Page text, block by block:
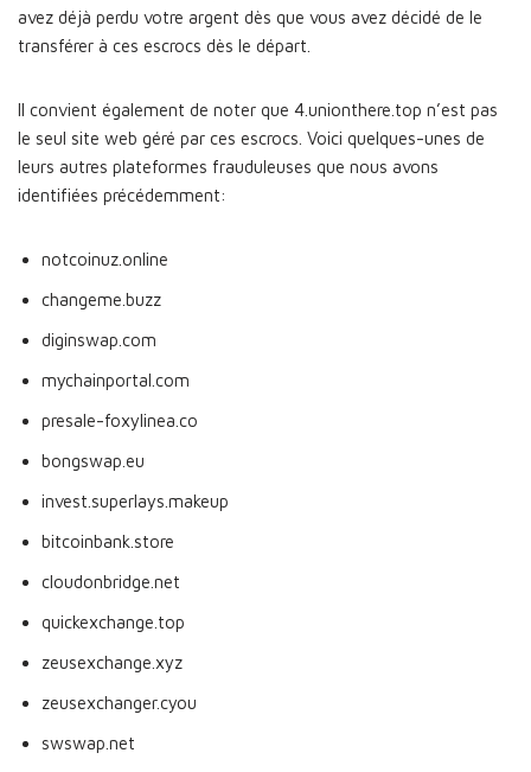
avez déjà perdu votre argent dès que vous avez décidé de le
transférer à ces escrocs dès le départ.
Il convient également de noter que 4.unionthere.top n’est pas
le seul site web géré par ces escrocs. Voici quelques-unes de
leurs autres plateformes frauduleuses que nous avons
identifiées précédemment:
notcoinuz.online
changeme.buzz
diginswap.com
mychainportal.com
presale-foxylinea.co
bongswap.eu
invest.superlays.makeup
bitcoinbank.store
cloudonbridge.net
quickexchange.top
zeusexchange.xyz
zeusexchanger.cyou
swswap.net